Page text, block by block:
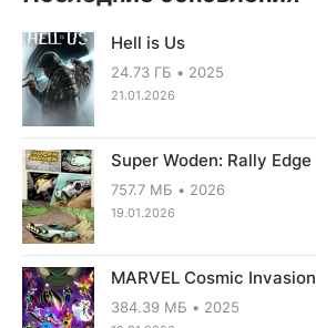
Hell is Us
24.73 ГБ 2025
21.01.2026
Super Woden: Rally Edge
757.7 МБ 2026
19.01.2026
MARVEL Cosmic Invasion
384.39 МБ 2025